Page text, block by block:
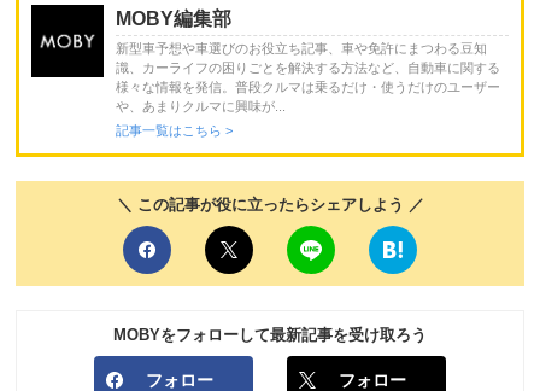
MOBY編集部
新型車予想や車選びのお役立ち記事、車や免許にまつわる豆知
識、カーライフの困りごとを解決する方法など、自動車に関する
様々な情報を発信。普段クルマは乗るだけ・使うだけのユーザー
や、あまりクルマに興味が...
記事一覧はこちら >
＼ この記事が役に立ったらシェアしよう ／
MOBYをフォローして最新記事を受け取ろう
フォロー フォロー